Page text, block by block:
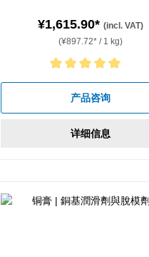
¥1,615.90*(incl. VAT)
(¥897.72* / 1 kg)
Average rating of 5 out of 5 stars
产品咨询
详细信息